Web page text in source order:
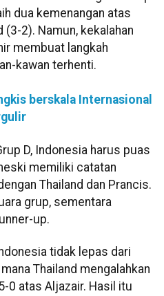
dua kemenangan atas
(3-2). Namun, kekalahan
membuat langkah
kawan terhenti.
berskala Internasional
D, Indonesia harus puas
memiliki catatan
Thailand dan Prancis.
grup, sementara
up.
tidak lepas dari
Thailand mengalahkan
0 atas Aljazair. Hasil itu